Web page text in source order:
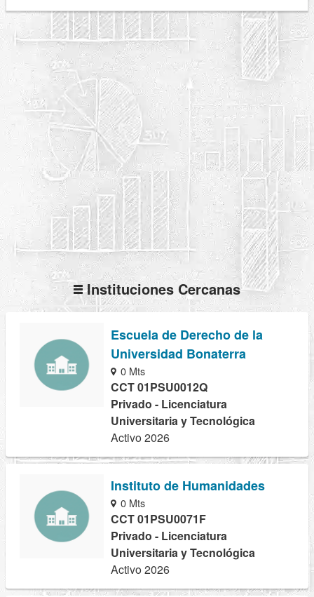
Instituciones Cercanas
Escuela de Derecho de la
Universidad Bonaterra
0 Mts
CCT 01PSU0012Q
Privado - Licenciatura
Universitaria y Tecnológica
Activo 2026
Instituto de Humanidades
0 Mts
CCT 01PSU0071F
Privado - Licenciatura
Universitaria y Tecnológica
Activo 2026